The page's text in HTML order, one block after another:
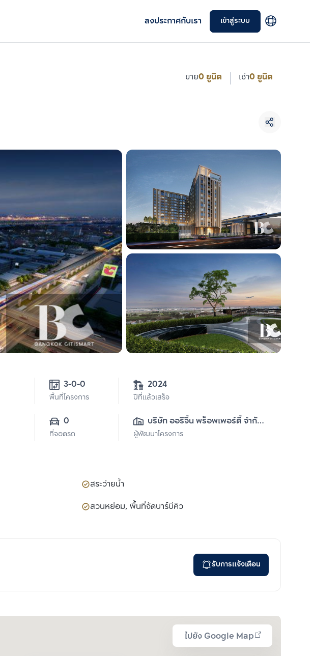
ลงประกาศกับเรา เข้าสู่ระบบ
ขาย0 ยูนิต เช่า0 ยูนิต
3-0-0
พื้นที่โครงการ
2024
ปีที่แล้วเสร็จ
0
ที่จอดรถ
บริษัท ออริจิ้น พร็อพเพอร์ตี้ จำกัด
(มหาชน)
ผู้พัฒนาโครงการ
สระว่ายน้ำ
สวนหย่อม, พื้นที่จัดบาร์บีคิว
รับการแจ้งเตือน
ไปยัง Google Map